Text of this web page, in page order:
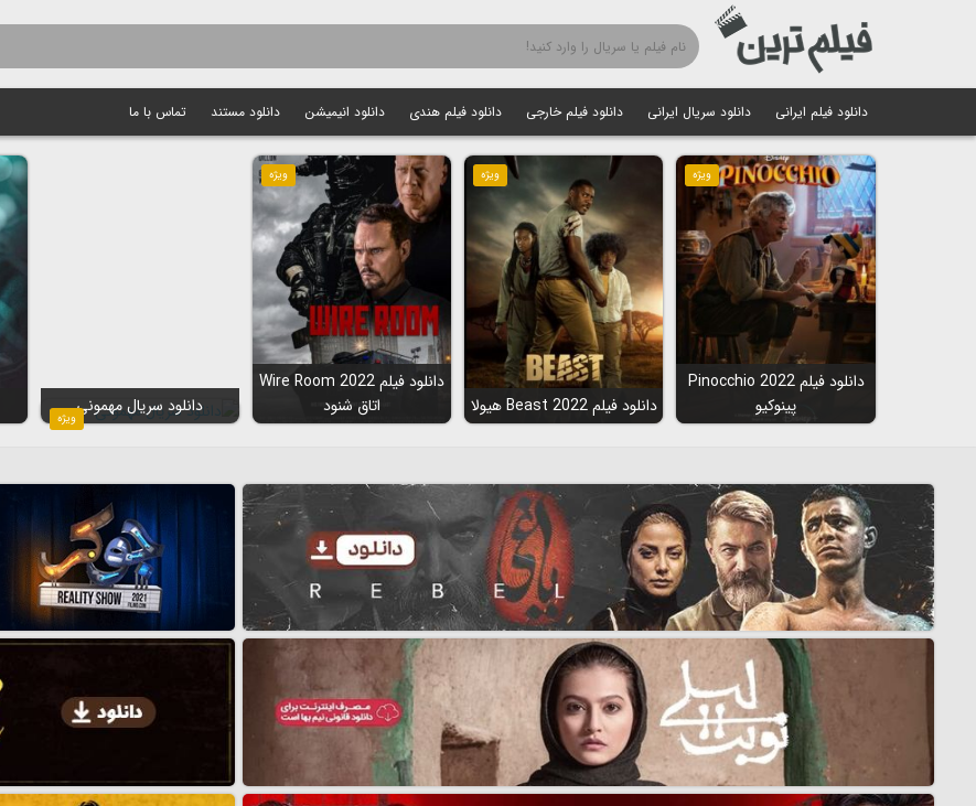
دانلود فیلم ایرانی دانلود سریال ایرانی دانلود فیلم خارجی دانلود فیلم هندی دانلود انیمیشن دانلود مستند تماس با ما
ویژه
دانلود فیلم Pinocchio 2022
پینوکیو
ویژه
دانلود فیلم Beast 2022 هیولا
ویژه
دانلود فیلم Wire Room 2022
اتاق شنود
ویژه
دانلود سریال مهمونی